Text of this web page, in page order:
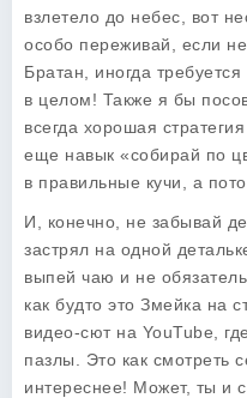
взлетело до небес, вот
особо переживай, если
Братан, иногда
в целом! Также я бы
всегда хорошая
еще навык «собирай по
в правильные кучи, а
И, конечно, не забывай
застрял на одной
выпей чаю и не
как будто это Змейка на
видео-сют на YouTube,
пазлы. Это как смотреть
интереснее! Может, ты и